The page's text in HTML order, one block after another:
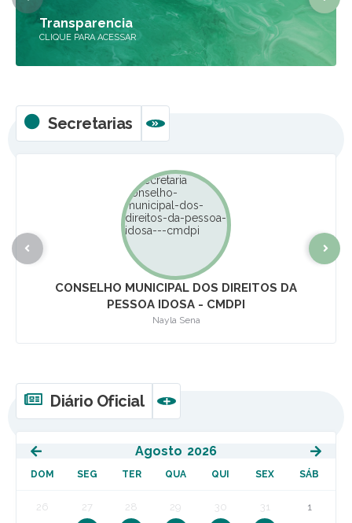
Transparencia
CLIQUE PARA ACESSAR
Secretarias VER MAIS
CONSELHO MUNICIPAL DOS DIREITOS DA
PESSOA IDOSA - CMDPI
Nayla Sena
Diário Oficial
Agosto 2026
DOM SEG TER QUA QUI SEX SÁB
26 27 28 29 30 31
1